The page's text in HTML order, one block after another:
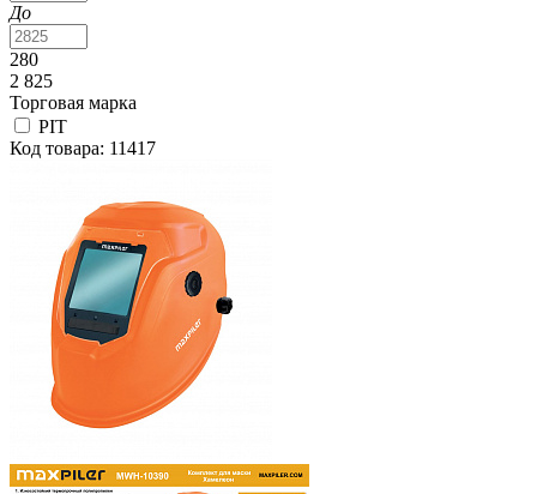
До
280
2 825
Торговая марка
PIT
Код товара: 11417